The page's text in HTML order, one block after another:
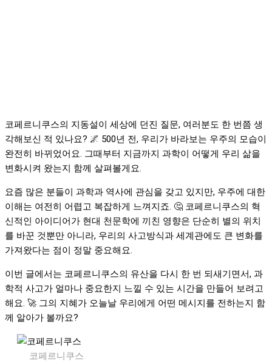
코페르니쿠스의 지동설이 세상에 던진 질문, 여러분도 한 번쯤 생
각해보신 적 있나요? 🌌 500년 전, 우리가 바라보는 우주의 모습이
완전히 바뀌었어요. 그때부터 지금까지 과학이 어떻게 우리 삶을
변화시켜 왔는지 함께 살펴볼게요.
요즘 많은 분들이 과학과 역사에 관심을 갖고 있지만, 우주에 대한
이해는 여전히 어렵고 복잡하게 느껴지죠. 🤔 코페르니쿠스의 혁
신적인 아이디어가 현대 천문학에 끼친 영향은 단순히 별의 위치
를 바꾼 것뿐만 아니라, 우리의 사고방식과 세계관에도 큰 변화를
가져왔다는 점이 정말 중요해요.
이번 글에서는 코페르니쿠스의 유산을 다시 한 번 되새기면서, 과
학적 사고가 얼마나 중요한지 느낄 수 있는 시간을 만들어 보려고
해요. 🚀 그의 지혜가 오늘날 우리에게 어떤 메시지를 전하는지 함
께 알아가 볼까요?
코페르니쿠스